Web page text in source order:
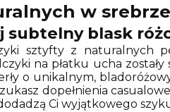
w
blask
sztyfty z naturalnych
na płatku ucha zostały
o unikalnym,
dopełnienia
Ci wyjątkowego